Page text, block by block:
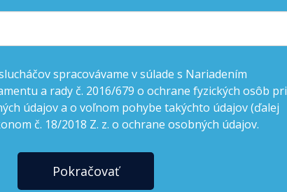
spracovávame v súlade s Nariadením
a rady č. 2016/679 o ochrane fyzických osôb pri
údajov a o voľnom pohybe takýchto údajov (ďalej
č. 18/2018 Z. z. o ochrane osobných údajov.
Pokračovať